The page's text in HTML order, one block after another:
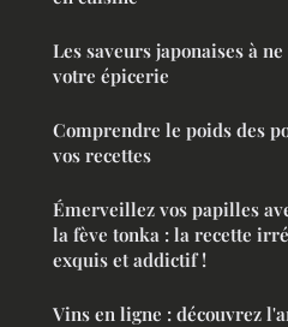
Les saveurs japonaises à
votre épicerie
Comprendre le poids des
vos recettes
Émerveillez vos papilles
la fève tonka : la recette
exquis et addictif !
Vins en ligne : découvrez